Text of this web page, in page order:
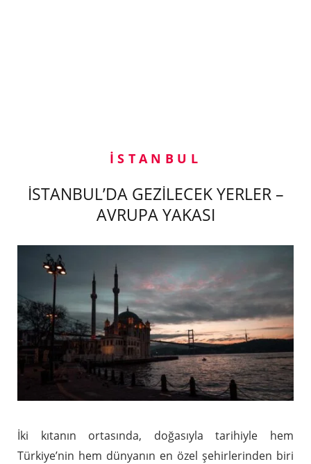
İSTANBUL
İSTANBUL’DA GEZİLECEK YERLER –
AVRUPA YAKASI
İki kıtanın ortasında, doğasıyla tarihiyle hem
Türkiye’nin hem dünyanın en özel şehirlerinden biri